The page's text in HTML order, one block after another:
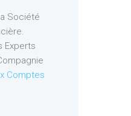
Société
Experts
Comptes